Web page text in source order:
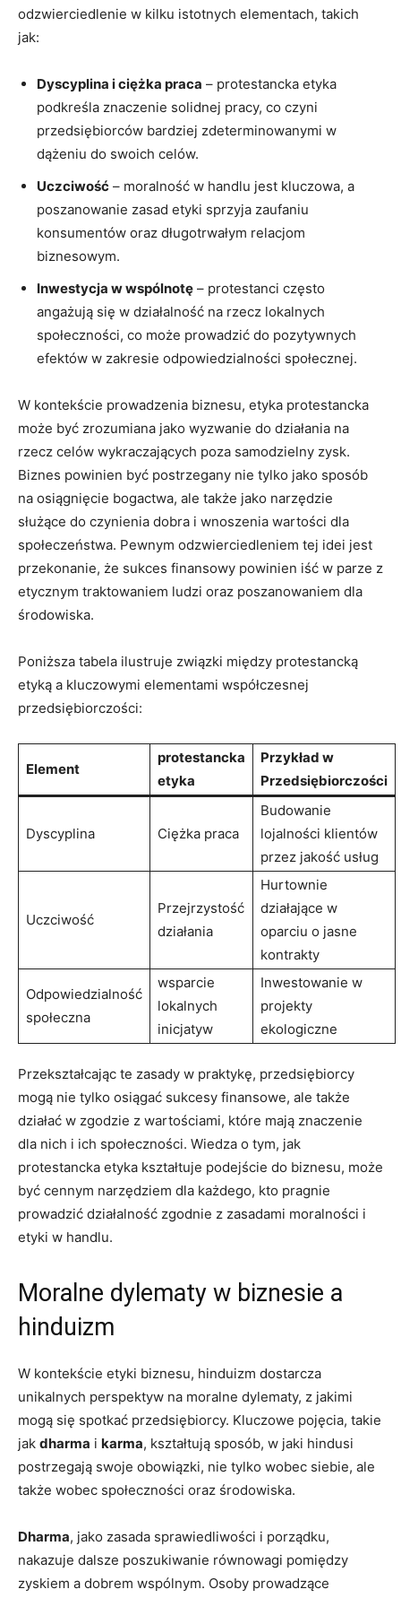
odzwierciedlenie w kilku istotnych elementach, takich
jak:
Dyscyplina i ciężka praca – protestancka etyka
podkreśla znaczenie solidnej pracy, co czyni
przedsiębiorców bardziej zdeterminowanymi w
dążeniu do swoich celów.
Uczciwość – moralność w handlu jest kluczowa, a
poszanowanie zasad etyki sprzyja zaufaniu
konsumentów oraz długotrwałym relacjom
biznesowym.
Inwestycja w wspólnotę – protestanci często
angażują się w działalność na rzecz lokalnych
społeczności, co może prowadzić do pozytywnych
efektów w zakresie odpowiedzialności społecznej.
W kontekście prowadzenia biznesu, etyka protestancka
może być zrozumiana jako wyzwanie do działania na
rzecz celów wykraczających poza samodzielny zysk.
Biznes powinien być postrzegany nie tylko jako sposób
na osiągnięcie bogactwa, ale także jako narzędzie
służące do czynienia dobra i wnoszenia wartości dla
społeczeństwa. Pewnym odzwierciedleniem tej idei jest
przekonanie, że sukces finansowy powinien iść w parze z
etycznym traktowaniem ludzi oraz poszanowaniem dla
środowiska.
Poniższa tabela ilustruje związki między protestancką
etyką a kluczowymi elementami współczesnej
przedsiębiorczości:
Element
protestancka
etyka
Przykład w
Przedsiębiorczości
Dyscyplina Ciężka praca
Budowanie
lojalności klientów
przez jakość usług
Uczciwość
Przejrzystość
działania
Hurtownie
działające w
oparciu o jasne
kontrakty
Odpowiedzialność
społeczna
wsparcie
lokalnych
inicjatyw
Inwestowanie w
projekty
ekologiczne
Przekształcając te zasady w praktykę, przedsiębiorcy
mogą nie tylko osiągać sukcesy finansowe, ale także
działać w zgodzie z wartościami, które mają znaczenie
dla nich i ich społeczności. Wiedza o tym, jak
protestancka etyka kształtuje podejście do biznesu, może
być cennym narzędziem dla każdego, kto pragnie
prowadzić działalność zgodnie z zasadami moralności i
etyki w handlu.
Moralne dylematy w biznesie a
hinduizm
W kontekście etyki biznesu, hinduizm dostarcza
unikalnych perspektyw na moralne dylematy, z jakimi
mogą się spotkać przedsiębiorcy. Kluczowe pojęcia, takie
jak dharma i karma, kształtują sposób, w jaki hindusi
postrzegają swoje obowiązki, nie tylko wobec siebie, ale
także wobec społeczności oraz środowiska.
Dharma, jako zasada sprawiedliwości i porządku,
nakazuje dalsze poszukiwanie równowagi pomiędzy
zyskiem a dobrem wspólnym. Osoby prowadzące